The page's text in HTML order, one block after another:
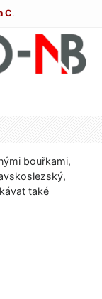
C.
bouřkami,
také